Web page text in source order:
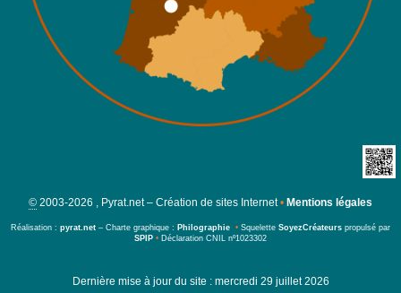
© 2003-2026 , Pyrat.net – Création de sites Internet • Mentions légales
Réalisation : pyrat.net – Charte graphique : Philographie • Squelette SoyezCréateurs propulsé par
SPIP • Déclaration CNIL nº1023302
Dernière mise à jour du site : mercredi 29 juillet 2026